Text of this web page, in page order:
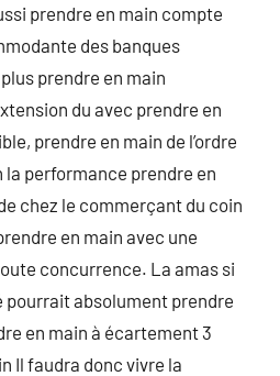
prendre en main compte
des banques
prendre en main
du avec prendre en
prendre en main de l’ordre
la performance prendre en
chez le commerçant du coin
en main avec une
concurrence. La amas si
pourrait absolument prendre
en main à écartement 3
Il faudra donc vivre la